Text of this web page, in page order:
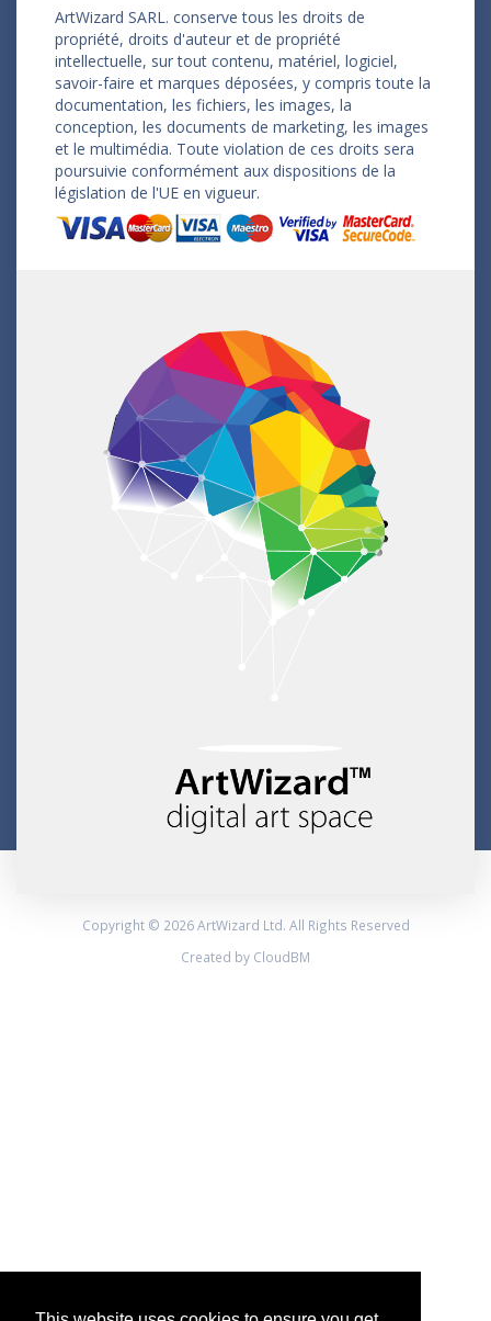
ArtWizard SARL. conserve tous les droits de
propriété, droits d'auteur et de propriété
intellectuelle, sur tout contenu, matériel, logiciel,
savoir-faire et marques déposées, y compris toute la
documentation, les fichiers, les images, la
conception, les documents de marketing, les images
et le multimédia. Toute violation de ces droits sera
poursuivie conformément aux dispositions de la
législation de l'UE en vigueur.
Copyright © 2026 ArtWizard Ltd. All Rights Reserved
Created by CloudBM